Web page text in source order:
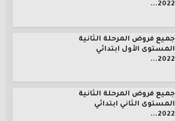
2022...
جميع فروض المرحلة الثانية
المستوى الأول ابتدائي
2022...
جميع فروض المرحلة الثانية
المستوى الثاني ابتدائي
2022...